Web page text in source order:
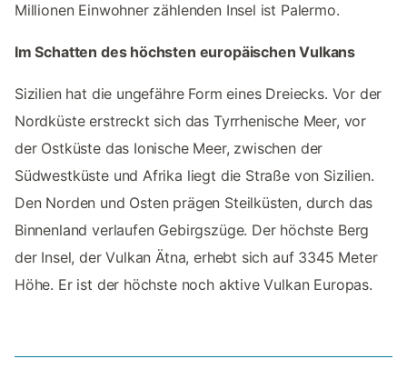
Millionen Einwohner zählenden Insel ist Palermo.
Im Schatten des höchsten europäischen Vulkans
Sizilien hat die ungefähre Form eines Dreiecks. Vor der
Nordküste erstreckt sich das Tyrrhenische Meer, vor
der Ostküste das Ionische Meer, zwischen der
Südwestküste und Afrika liegt die Straße von Sizilien.
Den Norden und Osten prägen Steilküsten, durch das
Binnenland verlaufen Gebirgszüge. Der höchste Berg
der Insel, der Vulkan Ätna, erhebt sich auf 3345 Meter
Höhe. Er ist der höchste noch aktive Vulkan Europas.